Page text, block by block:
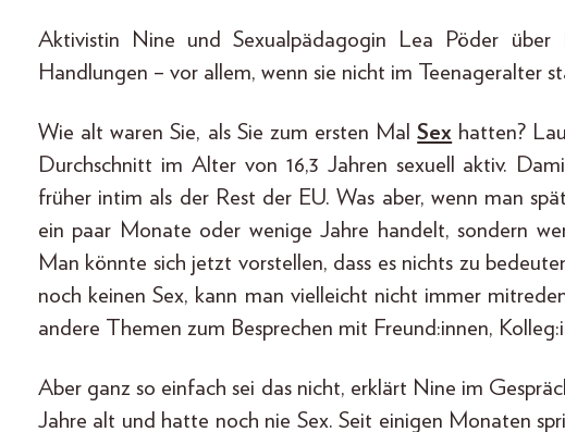
Aktivistin Nine und Sexualpädagogin Lea Pöder
Handlungen – vor allem, wenn sie nicht im Teenageralter
Wie alt waren Sie, als Sie zum ersten MalSex hatten?
Durchschnitt im Alter von 16,3 Jahren sexuell aktiv.
früher intim als der Rest der EU. Was aber, wenn man
ein paar Monate oder wenige Jahre handelt, sondern
Man könnte sich jetzt vorstellen, dass es nichts zu
noch keinen Sex, kann man vielleicht nicht immer
andere Themen zum Besprechen mit Freund:innen,
Aber ganz so einfach sei das nicht, erklärt Nine im
Jahre alt und hatte noch nie Sex. Seit einigen Monaten